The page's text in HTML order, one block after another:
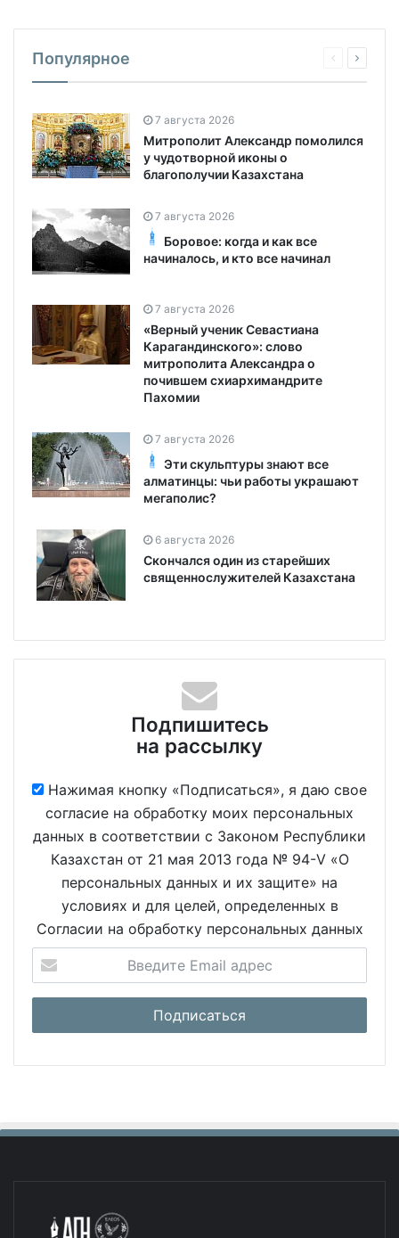
Популярное
7 августа 2026
Митрополит Александр помолился
у чудотворной иконы о
благополучии Казахстана
7 августа 2026
Боровое: когда и как все
начиналось, и кто все начинал
7 августа 2026
«Верный ученик Севастиана
Карагандинского»: слово
митрополита Александра о
почившем схиархимандрите
Пахомии
7 августа 2026
Эти скульптуры знают все
алматинцы: чьи работы украшают
мегаполис?
6 августа 2026
Скончался один из старейших
священнослужителей Казахстана
Подпишитесь
на рассылку
Нажимая кнопку «Подписаться», я даю свое
согласие на обработку моих персональных
данных в соответствии с Законом Республики
Казахстан от 21 мая 2013 года № 94-V «О
персональных данных и их защите» на
условиях и для целей, определенных в
Согласии на обработку персональных данных